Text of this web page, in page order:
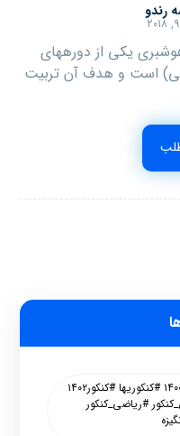
رندو
یکی از دوره‏های
است و هدف آن تربیت
#کنکور #کنکوری #کنکور۱۴۰۱ #کنکور۱۴۰۰ #کنکوریها #کنکور۱۴۰۲
#انگیزشی_کنکور #ریاضی_کنکور